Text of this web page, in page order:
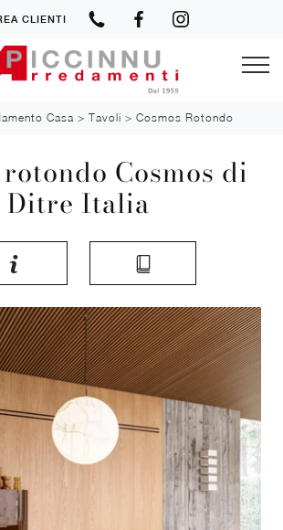
CLIENTI
Casa > Tavoli > Cosmos Rotondo
Cosmos di
Ditre Italia